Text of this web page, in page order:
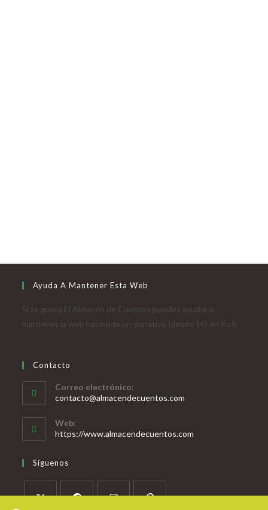
Ayuda A Mantener Esta Web
Si te gusta El Almacén de Cuentos puedes ayudar a
mantener la web haciendo un donativo (desde 1€) en Kofi.
Contacto
Correo electrónico:
contacto@almacendecuentos.com
Web:
https://www.almacendecuentos.com
Síguenos